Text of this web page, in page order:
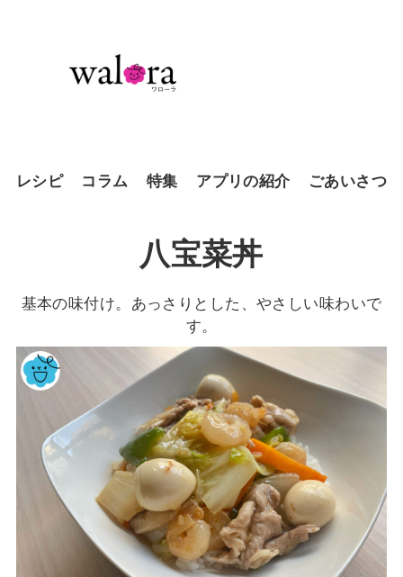
レシピ コラム 特集 アプリの紹介 ごあいさつ
八宝菜丼
基本の味付け。あっさりとした、やさしい味わいで
す。